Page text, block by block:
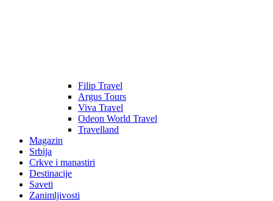
Filip Travel
Argus Tours
Viva Travel
Odeon World Travel
Travelland
Magazin
Srbija
Crkve i manastiri
Destinacije
Saveti
Zanimljivosti